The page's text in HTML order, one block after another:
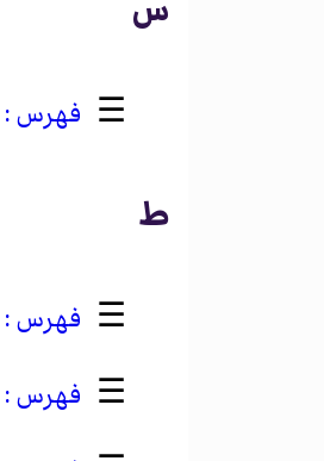
☰
ط
☰
☰